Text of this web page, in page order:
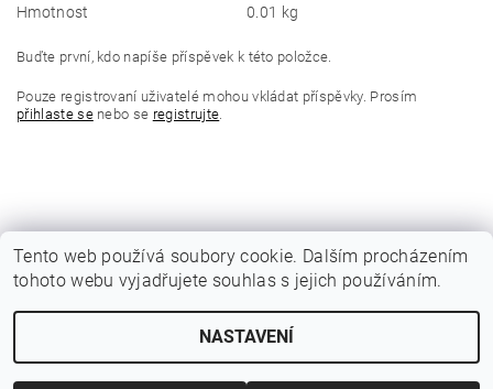
Hmotnost 0.01 kg
Buďte první, kdo napíše příspěvek k této položce.
Pouze registrovaní uživatelé mohou vkládat příspěvky. Prosím
přihlaste senebo se registrujte.
Katalogy Autogen Chotěboř Původní eshop rulik.cz
2026 © Jiří Rulík Chrudim, všechna práva vyhrazenaUpravit nastavení cookies
Tento web používá soubory cookie. Dalším procházením
tohoto webu vyjadřujete souhlas s jejich používáním.
NASTAVENÍ